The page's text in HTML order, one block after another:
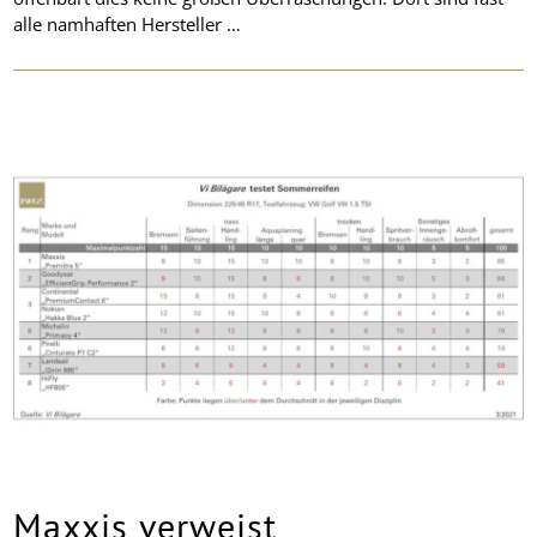
alle namhaften Hersteller …
Maxxis verweist